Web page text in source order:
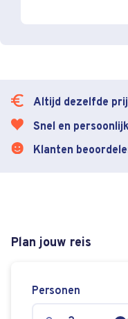
Altijd dezelfde
Snel en
Klanten
Plan jouw reis
Personen